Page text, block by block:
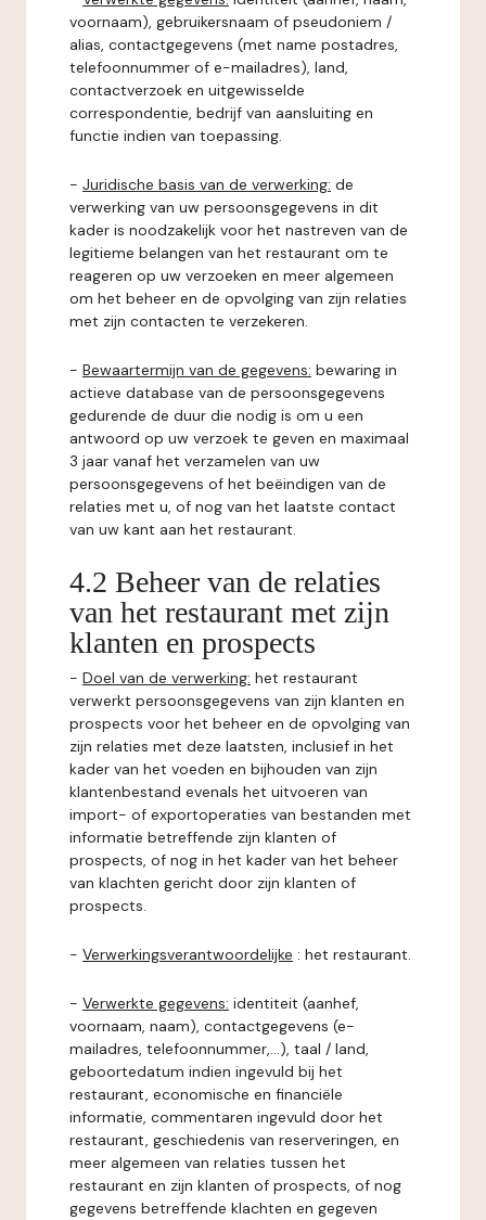
voornaam), gebruikersnaam of pseudoniem /
alias, contactgegevens (met name postadres,
telefoonnummer of e-mailadres), land,
contactverzoek en uitgewisselde
correspondentie, bedrijf van aansluiting en
functie indien van toepassing.
- Juridische basis van de verwerking: de
verwerking van uw persoonsgegevens in dit
kader is noodzakelijk voor het nastreven van de
legitieme belangen van het restaurant om te
reageren op uw verzoeken en meer algemeen
om het beheer en de opvolging van zijn relaties
met zijn contacten te verzekeren.
- Bewaartermijn van de gegevens: bewaring in
actieve database van de persoonsgegevens
gedurende de duur die nodig is om u een
antwoord op uw verzoek te geven en maximaal
3 jaar vanaf het verzamelen van uw
persoonsgegevens of het beëindigen van de
relaties met u, of nog van het laatste contact
van uw kant aan het restaurant.
4.2 Beheer van de relaties
van het restaurant met zijn
klanten en prospects
- Doel van de verwerking: het restaurant
verwerkt persoonsgegevens van zijn klanten en
prospects voor het beheer en de opvolging van
zijn relaties met deze laatsten, inclusief in het
kader van het voeden en bijhouden van zijn
klantenbestand evenals het uitvoeren van
import- of exportoperaties van bestanden met
informatie betreffende zijn klanten of
prospects, of nog in het kader van het beheer
van klachten gericht door zijn klanten of
prospects.
- Verwerkingsverantwoordelijke : het restaurant.
- Verwerkte gegevens: identiteit (aanhef,
voornaam, naam), contactgegevens (e-
mailadres, telefoonnummer,...), taal / land,
geboortedatum indien ingevuld bij het
restaurant, economische en financiële
informatie, commentaren ingevuld door het
restaurant, geschiedenis van reserveringen, en
meer algemeen van relaties tussen het
restaurant en zijn klanten of prospects, of nog
gegevens betreffende klachten en gegeven